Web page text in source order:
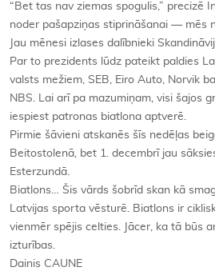
“Bet tas nav ziemas spogulis,” precizē
noder pašapziņas stiprināšanai — mēs
Jau mēnesi izlases dalībnieki
Par to prezidents lūdz pateikt paldies
valsts mežiem, SEB, Eiro Auto, Norvik
NBS. Lai arī pa mazumiņam, visi šajos
iespiest patronas biatlona aptverē.
Pirmie šāvieni atskanēs šīs nedēļas
Beitostolenā, bet 1. decembrī jau
Esterzundā.
Biatlons… Šis vārds šobrīd skan kā
Latvijas sporta vēsturē. Biatlons ir
vienmēr spējis celties. Jācer, ka tā būs
izturības.
Dainis CAUNE